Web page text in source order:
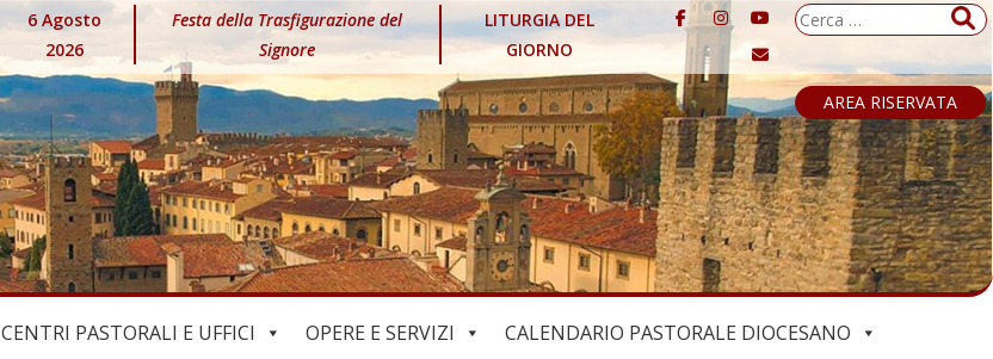
6 Agosto
2026
Festa della Trasfigurazione del
Signore
LITURGIA DEL
GIORNO
Ricerca
AREA RISERVATA
CENTRI PASTORALI E UFFICI OPERE E SERVIZI
CALENDARIO PASTORALE DIOCESANO